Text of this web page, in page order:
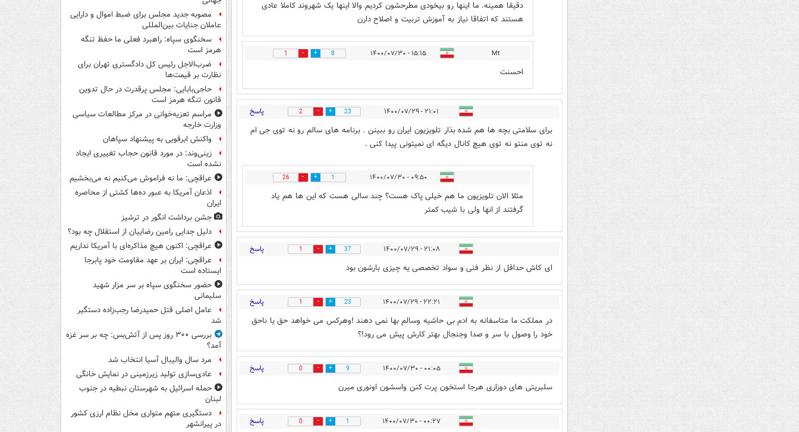
دقیقا همینه. ما اینها رو بیخودی مطرحشون کردیم والا اینها یک شهروند کاملا عادی
هستند که اتفاقا نیاز به آموزش تربیت و اصلاح دارن
Mt ۱۵:۱۵ - ۱۴۰۰/۰۷/۳۰ 8
1
احسنت
۲۱:۰۱ - ۱۴۰۰/۰۷/۲۹ 23
2 پاسخ
برای سلامتی بچه ها هم شده بذار تلویزیون ایران رو ببینن . برنامه های سالم رو نه توی جی ام
نه توی منتو نه توی هیچ کانال دیگه ای نمیتونی پیدا کنی .
۰۹:۵۰ - ۱۴۰۰/۰۷/۳۰ 1
26
مثلا الان تلویزیون ما هم خیلی پاک هست؟ چند سالی هست که این ها هم یاد
گرفتند از انها ولی با شیب کمتر
۲۱:۰۸ - ۱۴۰۰/۰۷/۲۹ 37
1 پاسخ
ای کاش حداقل از نظر فنی و سواد تخصصی یه چیزی بارشون بود
۲۲:۲۱ - ۱۴۰۰/۰۷/۲۹ 23
1 پاسخ
در مملکت ما متاسفانه به ادم بی حاشیه وسالم بها نمی دهند !وهرکس می خواهد حق یا ناحق
خود را وصول با سر و صدا وجنجال بهتر کارش پیش می رود!؟
۰۰:۰۵ - ۱۴۰۰/۰۷/۳۰ 9
0 پاسخ
سلبریتی های دوزاری هرجا استخون پرت کنن واسشون اونوری میرن
۰۰:۲۷ - ۱۴۰۰/۰۷/۳۰ 1
0 پاسخ
مصوبه جدید مجلس برای ضبط اموال و دارایی
عاملان جنایات بین‌المللی
سخنگوی سپاه: راهبرد فعلی ما حفظ تنگه
هرمز است
ضرب‌الاجل رئیس کل دادگستری تهران برای
نظارت بر قیمت‌ها
حاجی‌بابایی: مجلس پرقدرت در حال تدوین
قانون تنگه هرمز است
مراسم تعزیه‌خوانی در مرکز مطالعات سیاسی
وزارت خارجه
واکنش ابرقویی به پیشنهاد سپاهان
زینی‌وند: در مورد قانون حجاب تغییری ایجاد
نشده است
عراقچی: ما نه فراموش می‌کنیم نه می‌بخشیم
اذعان آمریکا به عبور ده‌ها کشتی از محاصره
ایران
جشن برداشت انگور در ترشیز
دلیل جدایی رامین رضاییان از استقلال چه بود؟
عراقچی: اکنون هیچ مذاکره‌ای با آمریکا نداریم
عراقچی: ایران بر عهد مقاومت خود پابرجا
ایستاده است
حضور سخنگوی سپاه بر سر مزار شهید
سلیمانی
عامل اصلی قتل حمیدرضا رجب‌زاده دستگیر
شد
بررسی ۳۰۰ روز پس از آتش‌بس: چه بر سر غزه
آمد؟
مرد سال والیبال آسیا انتخاب شد
عادی‌سازی تولید زیرزمینی در نمایش خانگی
حمله اسرائیل به شهرستان نبطیه در جنوب
لبنان
دستگیری متهم متواری مخل نظام ارزی کشور
در پیرانشهر